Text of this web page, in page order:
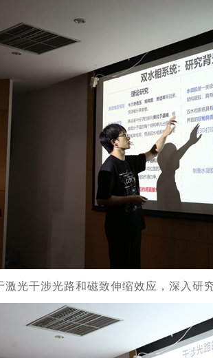
光干涉光路和磁致伸缩效应，深入研